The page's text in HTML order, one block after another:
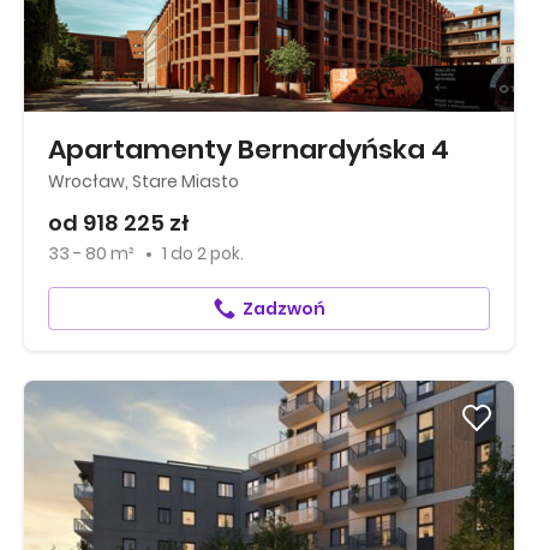
Apartamenty Bernardyńska 4
Wrocław, Stare Miasto
od 918 225 zł
33 - 80 m² 1 do 2 pok.
Zadzwoń